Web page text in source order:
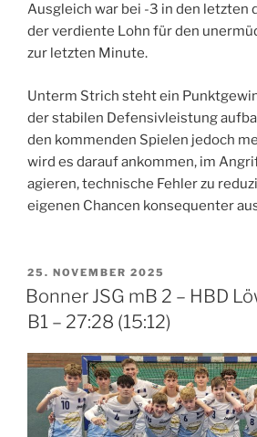
Ausgleich war bei -3 in den letzten
der verdiente Lohn für den
zur letzten Minute.
Unterm Strich steht ein
der stabilen Defensivleistung
den kommenden Spielen jedoch
wird es darauf ankommen, im
agieren, technische Fehler zu
eigenen Chancen konsequenter
VERÖFFENTLICHT
AM
25. NOVEMBER 2025
Bonner JSG mB 2 – HBD
B1 – 27:28 (15:12)